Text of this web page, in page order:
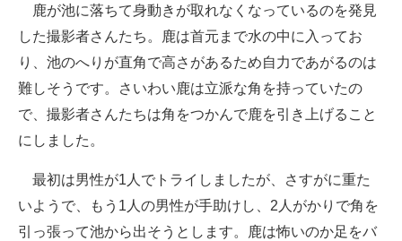
企業向けIT製品の総合サイト
IT製品の技術・比較・事例
製造業のIT導入・活用を支援
モノづくり技術者専門サイト
エレクトロニクス専門サイト
電子設計の基本と応用
鹿が池に落ちて身動きが取れなくなっているのを発見
した撮影者さんたち。鹿は首元まで水の中に入ってお
り、池のへりが直角で高さがあるため自力であがるのは
難しそうです。さいわい鹿は立派な角を持っていたの
で、撮影者さんたちは角をつかんで鹿を引き上げること
にしました。
最初は男性が1人でトライしましたが、さすがに重た
いようで、もう1人の男性が手助けし、2人がかりで角を
引っ張って池から出そうとします。鹿は怖いのか足をバ